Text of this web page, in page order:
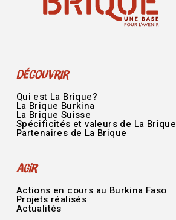
Découvrir
Qui est La Brique?
La Brique Burkina
La Brique Suisse
Spécificités et valeurs de La Brique
Partenaires de La Brique
Agir
Actions en cours au Burkina Faso
Projets réalisés
Actualités